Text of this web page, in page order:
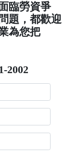
臨勞資爭
題，都歡迎
為您把
2002